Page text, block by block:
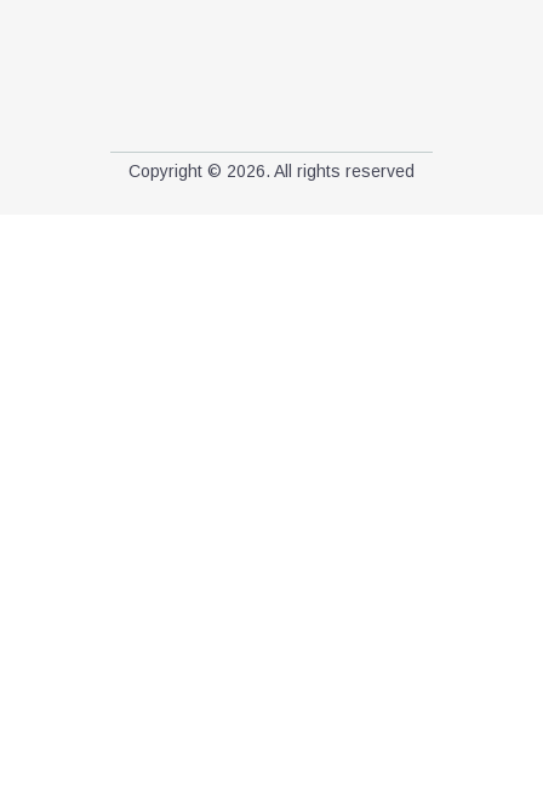
Copyright © 2026. All rights reserved